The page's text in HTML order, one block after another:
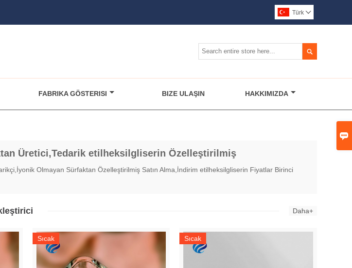

Türk 

FABRIKA GÖSTERISI BIZE ULAŞIN HAKKIMIZDA
Üretici,Tedarik etilheksilgliserin Özelleştirilmiş
Olmayan Sürfaktan Özelleştirilmiş Satın Alma,İndirim etilheksilgliserin Fiyatlar Birinci
Daha+
Sıcak Sıcak